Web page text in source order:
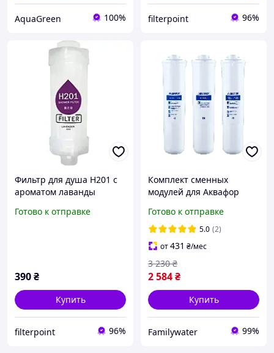
AquaGreen 100% filterpoint 96%
Фильтр для душа H201 с
ароматом лаванды
Готово к отправке
390₴
Купить
filterpoint 96%
Комплект сменных
модулей для Аквафор
КН-К7 на год)
Готово к отправке
5.0 (2)
от431 ₴/мес
2 584₴
3 230 ₴
Купить
Familywater 99%